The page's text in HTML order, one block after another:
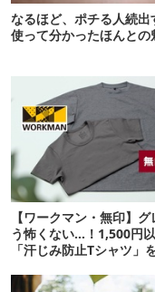
なるほど、ポチる人続
使って分かったほんとの
【ワークマン・無印】グ
う怖くない…！1,500円
「汗じみ防止Tシャツ」